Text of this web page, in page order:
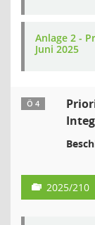
Anlage 2 -
Juni 2025
Ö 4
2025/210